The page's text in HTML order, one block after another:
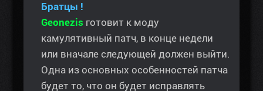
Братцы !
Geonezis готовит к моду
камулятивный патч, в конце недели
или вначале следующей должен выйти.
Одна из основных особенностей патча
будет то, что он будет исправлять